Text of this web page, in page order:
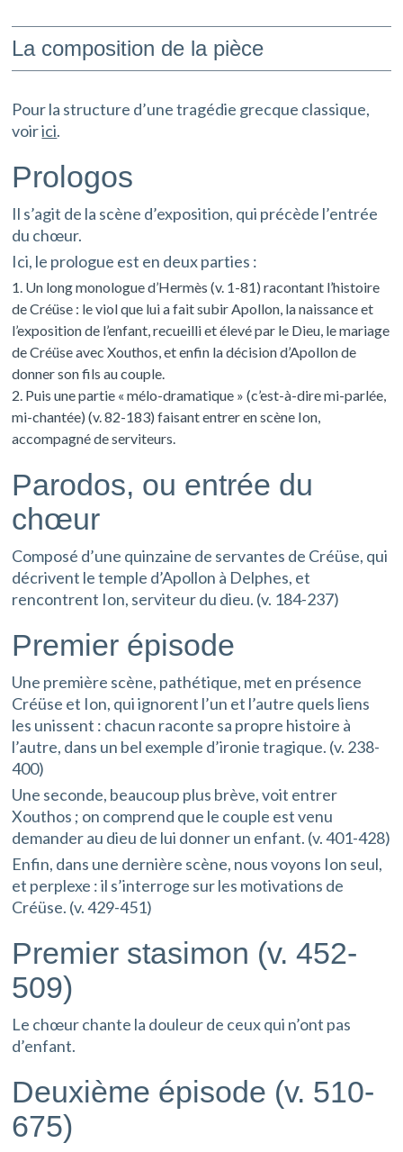
La composition de la pièce
Pour la structure d’une tragédie grecque classique,
voirici.
Prologos
Il s’agit de la scène d’exposition, qui précède l’entrée
du chœur.
Ici, le prologue est en deux parties :
Un long monologue d’Hermès (v. 1-81) racontant l’histoire
de Créüse : le viol que lui a fait subir Apollon, la naissance et
l’exposition de l’enfant, recueilli et élevé par le Dieu, le mariage
de Créüse avec Xouthos, et enfin la décision d’Apollon de
donner son fils au couple.
Puis une partie « mélo-dramatique » (c’est-à-dire mi-parlée,
mi-chantée) (v. 82-183) faisant entrer en scène Ion,
accompagné de serviteurs.
Parodos, ou entrée du
chœur
Composé d’une quinzaine de servantes de Créüse, qui
décrivent le temple d’Apollon à Delphes, et
rencontrent Ion, serviteur du dieu. (v. 184-237)
Premier épisode
Une première scène, pathétique, met en présence
Créüse et Ion, qui ignorent l’un et l’autre quels liens
les unissent : chacun raconte sa propre histoire à
l’autre, dans un bel exemple d’ironie tragique. (v. 238-
400)
Une seconde, beaucoup plus brève, voit entrer
Xouthos ; on comprend que le couple est venu
demander au dieu de lui donner un enfant. (v. 401-428)
Enfin, dans une dernière scène, nous voyons Ion seul,
et perplexe : il s’interroge sur les motivations de
Créüse. (v. 429-451)
Premier stasimon (v. 452-
509)
Le chœur chante la douleur de ceux qui n’ont pas
d’enfant.
Deuxième épisode (v. 510-
675)